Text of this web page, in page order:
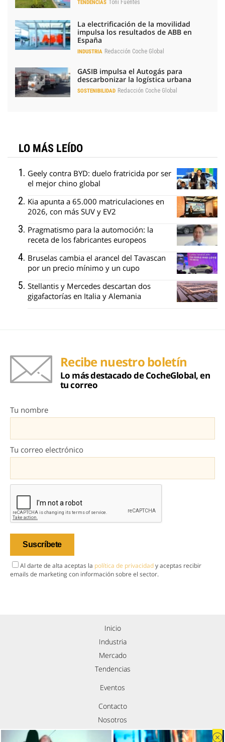
TENDENCIAS Toni Fuentes
La electrificación de la movilidad
impulsa los resultados de ABB en
España
INDUSTRIA Redacción Coche Global
GASIB impulsa el Autogás para
descarbonizar la logística urbana
SOSTENIBILIDAD Redacción Coche Global
LO MÁS LEÍDO
Geely contra BYD: duelo fratricida por ser
el mejor chino global
Kia apunta a 65.000 matriculaciones en
2026, con más SUV y EV2
Pragmatismo para la automoción: la
receta de los fabricantes europeos
Bruselas cambia el arancel del Tavascan
por un precio mínimo y un cupo
Stellantis y Mercedes descartan dos
gigafactorías en Italia y Alemania
Recibe nuestro boletín
Lo más destacado de CocheGlobal, en
tu correo
Tu nombre
Tu correo electrónico
Al darte de alta aceptas la política de privacidady aceptas recibir
emails de marketing con información sobre el sector.
Inicio
Industria
Mercado
Tendencias
Eventos
Contacto
Nosotros
Política de privacidad